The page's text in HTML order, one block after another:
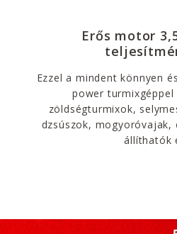
Erős motor
Ezzel a mindent könnyen
power turmixgéppel
zöldségturmixok,
dzsúszok, mogyoróvajak,
állíthatók